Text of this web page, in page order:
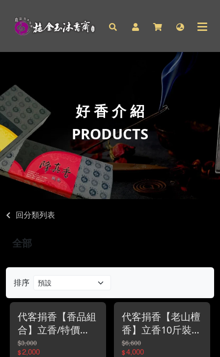
好 香 介 紹
PRODUCTS
回分類列表
排序
代客捐香【香品組
合】立香/特價
2000元
$3,000
$2,000
代客捐香【老山檀
香】立香10斤裝/
特價4000元
$6,600
$4,000
全部